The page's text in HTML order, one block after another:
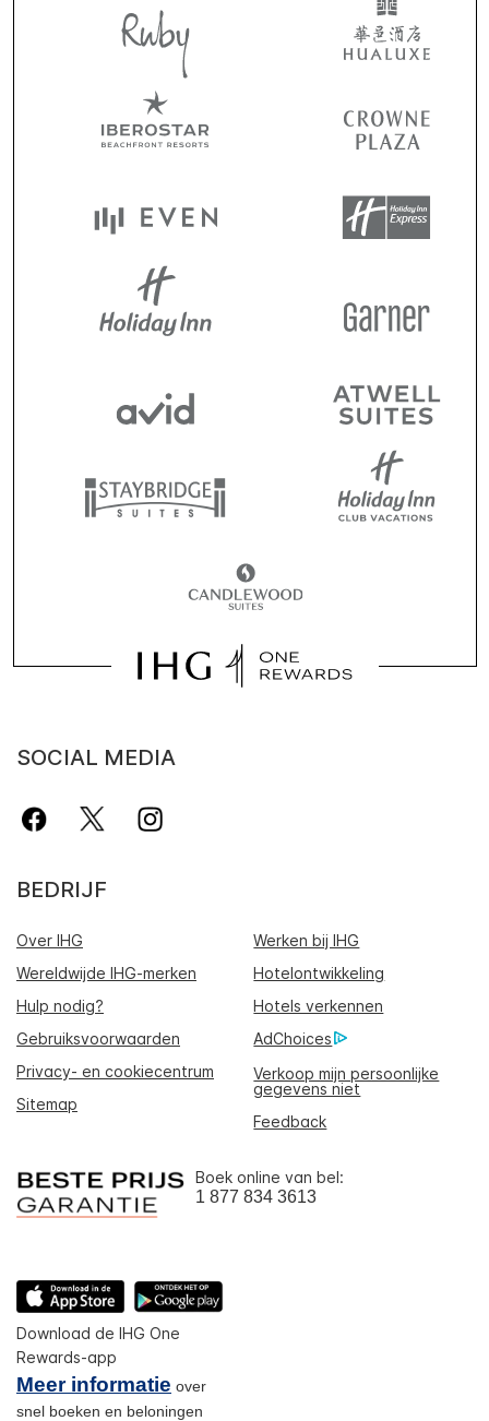
SOCIAL MEDIA
BEDRIJF
Over IHG
Werken bij IHG
Wereldwijde IHG-merken
Hotelontwikkeling
Hulp nodig?
Hotels verkennen
Gebruiksvoorwaarden
AdChoices
Privacy- en cookiecentrum
Verkoop mijn persoonlijke
gegevens niet
Sitemap
Feedback
Boek online van bel:
1 877 834 3613
Download de IHG One
Rewards-app
Meer informatie over
snel boeken en beloningen